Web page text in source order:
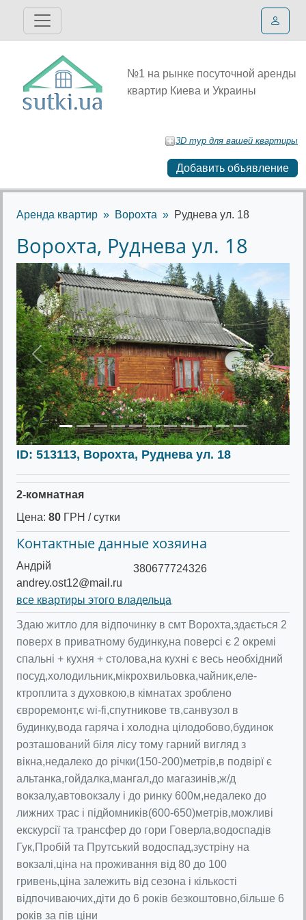
№1 на рынке посуточной аренды
квартир Киева и Украины
3D тур для вашей квартиры
Добавить объявление
Аренда квартир Ворохта Руднева ул. 18
Ворохта, Руднева ул. 18
Предыдущее
ID: 513113, Ворохта, Руднева ул. 18
2-комнатная
Цена: 80 ГРН / сутки
Контактные данные хозяина
Андрій
andrey.ost12@mail.ru
380677724326
все квартиры этого владельца
Здаю житло для відпочинку в смт Ворохта,здається 2
поверх в приватному будинку,на поверсі є 2 окремі
спальні + кухня + столова,на кухні є весь необхідний
посуд,холодильник,мікрохвильовка,чайник,еле-
ктроплита з духовкою,в кімнатах зроблено
євроремонт,є wi-fi,спутникове тв,санвузол в
будинку,вода гаряча і холодна цілодобово,будинок
розташований біля лісу тому гарний вигляд з
вікна,недалеко до річки(150-200)метрів,в подвірї є
альтанка,гойдалка,мангал,до магазинів,ж/д
вокзалу,автовокзалу і до ринку 600м,недалеко до
лижних трас і підйомників(600-650)метрів,можливі
екскурсії та трансфер до гори Говерла,водоспадів
Гук,Пробій та Прутський водоспад,зустріну на
вокзалі,ціна на проживання від 80 до 100
гривень,ціна залежить від сезона і кількості
відпочиваючих,діти до 6 років безкоштовно,більше 6
років за пів ціни